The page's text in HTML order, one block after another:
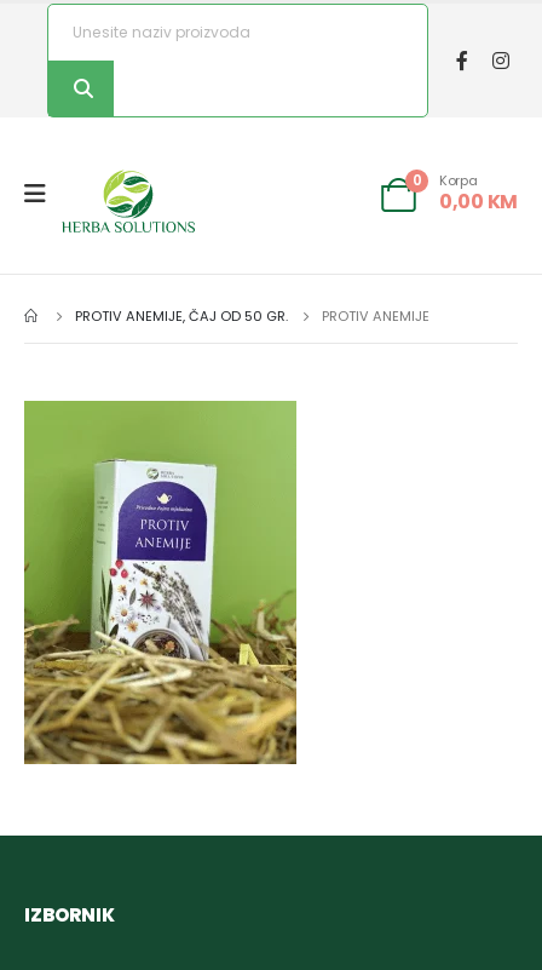
0 Korpa
0,00 KM
PROTIV ANEMIJE, ČAJ OD 50 GR. PROTIV ANEMIJE
IZBORNIK